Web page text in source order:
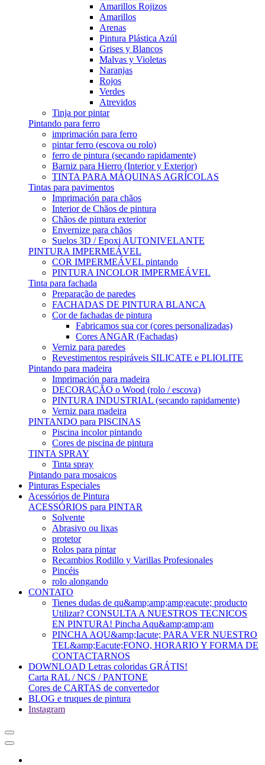
Amarillos Rojizos
Amarillos
Arenas
Pintura Plástica Azúl
Grises y Blancos
Malvas y Violetas
Naranjas
Rojos
Verdes
Atrevidos
Tinja por pintar
Pintando para ferro
imprimación para ferro
pintar ferro (escova ou rolo)
ferro de pintura (secando rapidamente)
Barniz para Hierro (Interior y Exterior)
TINTA PARA MÁQUINAS AGRÍCOLAS
Tintas para pavimentos
Imprimación para chãos
Interior de Chãos de pintura
Chãos de pintura exterior
Envernize para chãos
Suelos 3D / Epoxi AUTONIVELANTE
PINTURA IMPERMEÁVEL
COR IMPERMEÁVEL pintando
PINTURA INCOLOR IMPERMEÁVEL
Tinta para fachada
Preparação de paredes
FACHADAS DE PINTURA BLANCA
Cor de fachadas de pintura
Fabricamos sua cor (cores personalizadas)
Cores ANGAR (Fachadas)
Verniz para paredes
Revestimentos respiráveis ​​SILICATE e PLIOLITE
Pintando para madeira
Imprimación para madeira
DECORAÇÃO o Wood (rolo / escova)
PINTURA INDUSTRIAL (secando rapidamente)
Verniz para madeira
PINTANDO para PISCINAS
Piscina incolor pintando
Cores de piscina de pintura
TINTA SPRAY
Tinta spray
Pintando para mosaicos
Pinturas Especiales
Acessórios de Pintura
ACESSÓRIOS para PINTAR
Solvente
Abrasivo ou lixas
protetor
Rolos para pintar
Recambios Rodillo y Varillas Profesionales
Pincéis
rolo alongando
CONTATO
Tienes dudas de qu&amp;amp;amp;eacute; producto
Utilizar? CONSULTA A NUESTROS TECNICOS
EN PINTURA! Pincha Aqu&amp;amp;am
PINCHA AQU&amp;Iacute; PARA VER NUESTRO
TEL&amp;Eacute;FONO, HORARIO Y FORMA DE
CONTACTARNOS
DOWNLOAD Letras coloridas GRÁTIS!
Carta RAL / NCS / PANTONE
Cores de CARTAS de convertedor
BLOG e truques de pintura
Instagram